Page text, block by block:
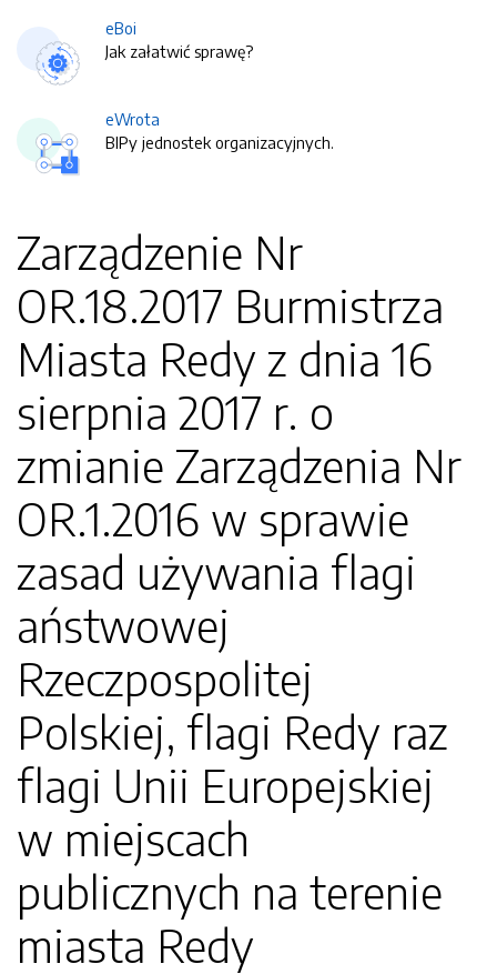
eBoi
Jak załatwić sprawę?
eWrota
BIPy jednostek organizacyjnych.
Zarządzenie Nr
OR.18.2017 Burmistrza
Miasta Redy z dnia 16
sierpnia 2017 r. o
zmianie Zarządzenia Nr
OR.1.2016 w sprawie
zasad używania flagi
aństwowej
Rzeczpospolitej
Polskiej, flagi Redy raz
flagi Unii Europejskiej
w miejscach
publicznych na terenie
miasta Redy